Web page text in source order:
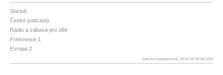
Starjob
České podcasty
Rádio a zábava pro děti
Frekvence 1
Evropa 2
patička vygenerovaná: 20:00:18 08.08.2026